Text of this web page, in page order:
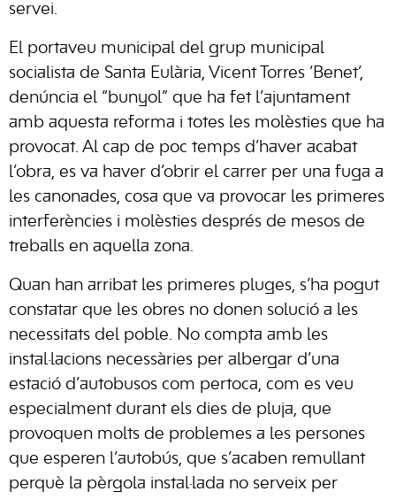
servei.
El portaveu municipal del grup municipal
socialista de Santa Eulària, Vicent Torres ‘Benet’,
denúncia el “bunyol” que ha fet l’ajuntament
amb aquesta reforma i totes les molèsties que ha
provocat. Al cap de poc temps d’haver acabat
l’obra, es va haver d’obrir el carrer per una fuga a
les canonades, cosa que va provocar les primeres
interferències i molèsties després de mesos de
treballs en aquella zona.
Quan han arribat les primeres pluges, s’ha pogut
constatar que les obres no donen solució a les
necessitats del poble. No compta amb les
instal·lacions necessàries per albergar d’una
estació d’autobusos com pertoca, com es veu
especialment durant els dies de pluja, que
provoquen molts de problemes a les persones
que esperen l’autobús, que s’acaben remullant
perquè la pèrgola instal·lada no serveix per